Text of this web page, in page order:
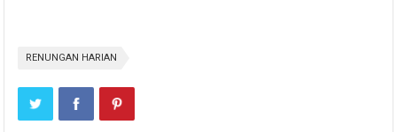
RENUNGAN HARIAN